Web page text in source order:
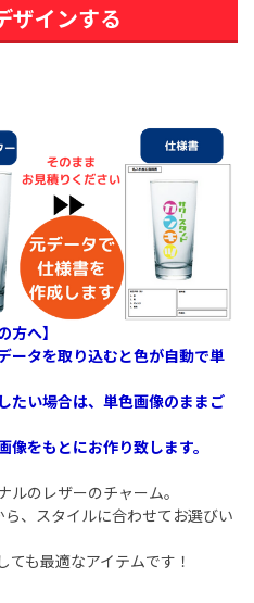
ザインする
方へ】
ータを取り込むと色が自動で単
たい場合は、単色画像のままご
をもとにお作り致します。
のレザーのチャーム。
、スタイルに合わせてお選びい
も最適なアイテムです！